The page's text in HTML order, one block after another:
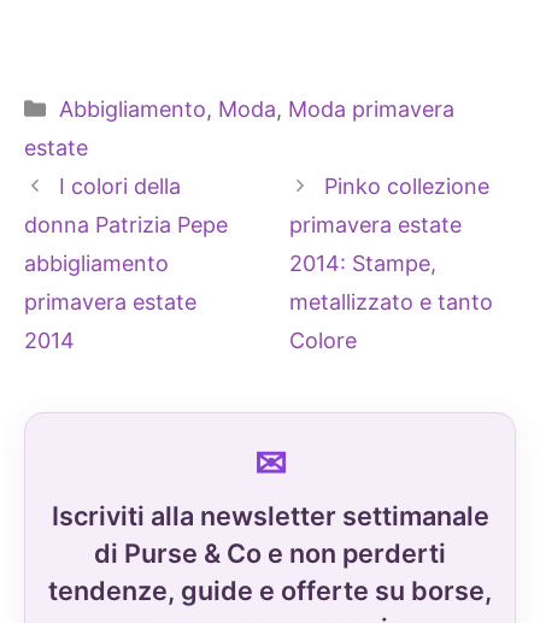
Categorie
Abbigliamento, Moda, Moda primavera
estate
I colori della
donna Patrizia Pepe
abbigliamento
primavera estate
2014
Pinko collezione
primavera estate
2014: Stampe,
metallizzato e tanto
Colore
Iscriviti alla newsletter settimanale
di Purse & Co e non perderti
tendenze, guide e offerte su borse,